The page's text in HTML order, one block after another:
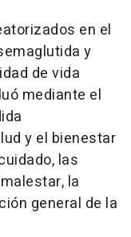
en el
y
de vida
mediante el
y el bienestar
las
la
general de la